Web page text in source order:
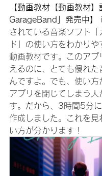
【動画教材 【動画教材
GarageBand
」発売中】
されている音楽ソフト「
ド」の使い方をわかりや
動画教材です。このアプ
えるのに、とても優れた
んですよ。でも、使い方
アプリを閉じてしまう人
す。だから、3時間5分
作成しました。これを見
い方が分かります！